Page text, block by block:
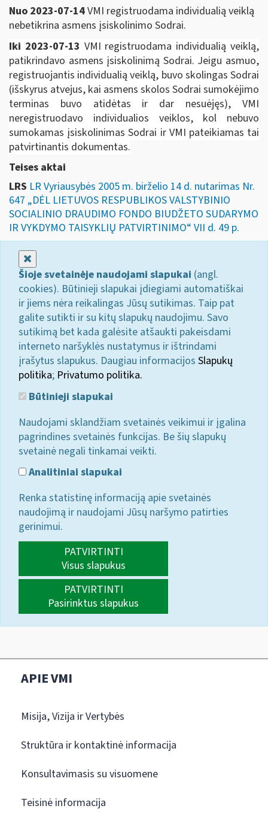
Nuo 2023-07-14VMI registruodama individualią veiklą
nebetikrina asmens įsiskolinimo Sodrai.
Iki 2023-07-13 VMI registruodama individualią veiklą,
patikrindavo asmens įsiskolinimą Sodrai. Jeigu asmuo,
registruojantis individualią veiklą, buvo skolingas Sodrai
(išskyrus atvejus, kai asmens skolos Sodrai sumokėjimo
terminas buvo atidėtas ir dar nesuėjęs), VMI
neregistruodavo individualios veiklos, kol nebuvo
sumokamas įsiskolinimas Sodrai ir VMI pateikiamas tai
patvirtinantis dokumentas.
Teises aktai
LRS LR Vyriausybės 2005 m. birželio 14 d. nutarimas Nr.
647 „DĖL LIETUVOS RESPUBLIKOS VALSTYBINIO
SOCIALINIO DRAUDIMO FONDO BIUDŽETO SUDARYMO
IR VYKDYMO TAISYKLIŲ PATVIRTINIMO“ VII d. 49 p.
Šioje svetainėje naudojami slapukai (angl.
cookies). Būtinieji slapukai įdiegiami automatiškai
ir jiems nėra reikalingas Jūsų sutikimas. Taip pat
galite sutikti ir su kitų slapukų naudojimu. Savo
sutikimą bet kada galėsite atšaukti pakeisdami
interneto naršyklės nustatymus ir ištrindami
įrašytus slapukus. Daugiau informacijos Slapukų
politika; Privatumo politika.
Būtinieji slapukai
Naudojami sklandžiam svetainės veikimui ir įgalina
pagrindines svetainės funkcijas. Be šių slapukų
svetainė negali tinkamai veikti.
Analitiniai slapukai
Renka statistinę informaciją apie svetainės
naudojimą ir naudojami Jūsų naršymo patirties
gerinimui.
PATVIRTINTI
Visus slapukus
PATVIRTINTI
Pasirinktus slapukus
APIE VMI
Misija, Vizija ir Vertybės
Struktūra ir kontaktinė informacija
Konsultavimasis su visuomene
Teisinė informacija